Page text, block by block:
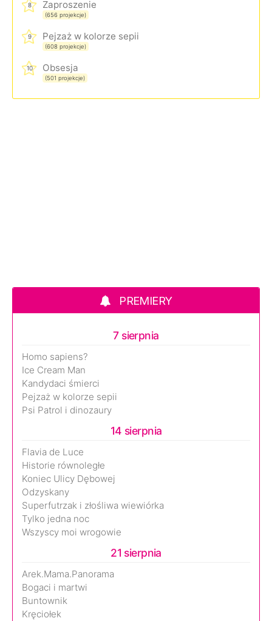
8 Zaproszenie
(656 projekcje)
9 Pejzaż w kolorze sepii
(608 projekcje)
10 Obsesja
(501 projekcje)
PREMIERY
7 sierpnia
Homo sapiens?
Ice Cream Man
Kandydaci śmierci
Pejzaż w kolorze sepii
Psi Patrol i dinozaury
14 sierpnia
Flavia de Luce
Historie równoległe
Koniec Ulicy Dębowej
Odzyskany
Superfutrzak i złośliwa wiewiórka
Tylko jedna noc
Wszyscy moi wrogowie
21 sierpnia
Arek.Mama.Panorama
Bogaci i martwi
Buntownik
Kręciołek